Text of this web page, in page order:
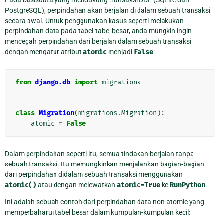
PostgreSQL), perpindahan akan berjalan di dalam sebuah transaksi
secara awal. Untuk penggunakan kasus seperti melakukan
perpindahan data pada tabel-tabel besar, anda mungkin ingin
mencegah perpindahan dari berjalan dalam sebuah transaksi
dengan mengatur atribut atomic menjadi False:
from django.db import migrations
class Migration(migrations .Migration ):
atomic = False
Dalam perpindahan seperti itu, semua tindakan berjalan tanpa
sebuah transaksi. Itu memungkinkan menjalankan bagian-bagian
dari perpindahan didalam sebuah transaksi menggunakan
atomic() atau dengan melewatkan atomic=True keRunPython.
Ini adalah sebuah contoh dari perpindahan data non-atomic yang
memperbaharui tabel besar dalam kumpulan-kumpulan kecil: